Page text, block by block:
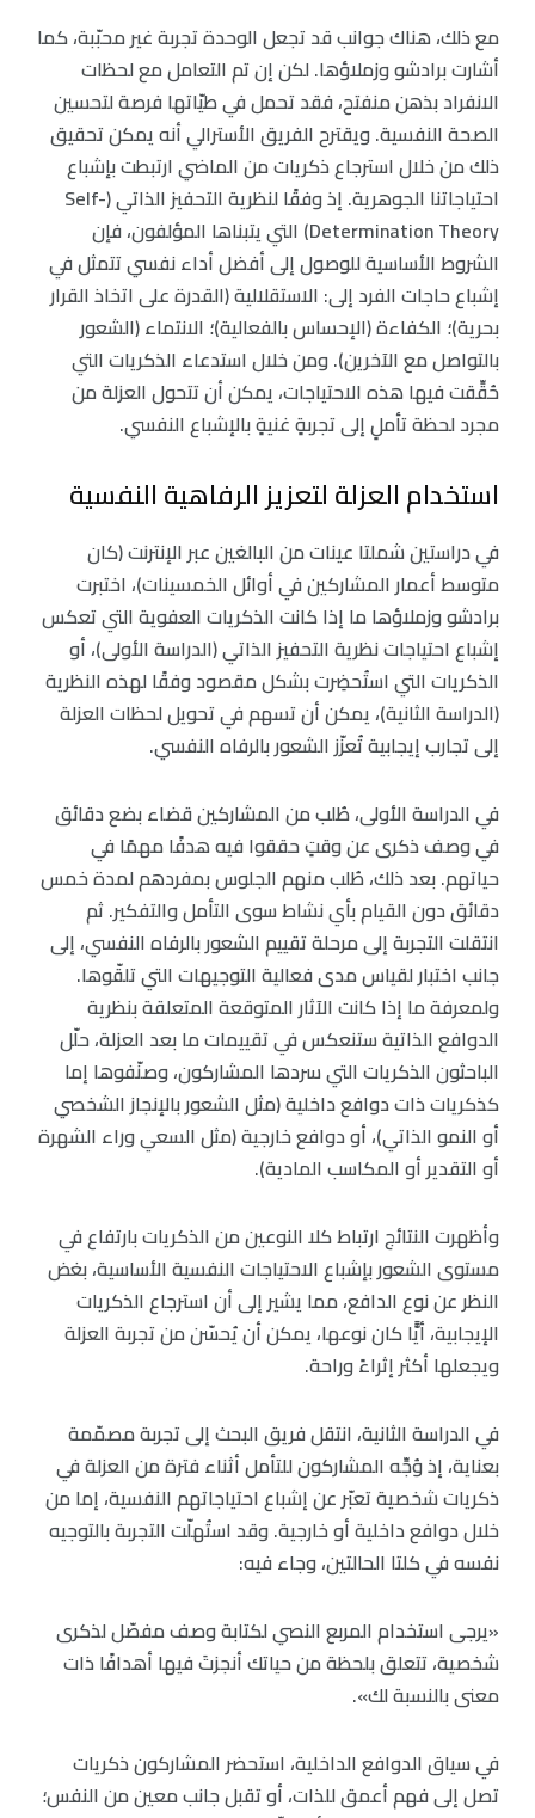
مع ذلك، هناك جوانب قد تجعل الوحدة تجربة غير محبّبة، كما
أشارت برادشو وزملاؤها. لكن إن تم التعامل مع لحظات
الانفراد بذهن منفتح، فقد تحمل في طيّاتها فرصة لتحسين
الصحة النفسية. ويقترح الفريق الأسترالي أنه يمكن تحقيق
ذلك من خلال استرجاع ذكريات من الماضي ارتبطت بإشباع
احتياجاتنا الجوهرية. إذ وفقًا لنظرية التحفيز الذاتي (Self-
Determination Theory) التي يتبناها المؤلفون، فإن
الشروط الأساسية للوصول إلى أفضل أداء نفسي تتمثل في
إشباع حاجات الفرد إلى: الاستقلالية (القدرة على اتخاذ القرار
بحرية)؛ الكفاءة (الإحساس بالفعالية)؛ الانتماء (الشعور
بالتواصل مع الآخرين). ومن خلال استدعاء الذكريات التي
حُقِّقت فيها هذه الاحتياجات، يمكن أن تتحول العزلة من
مجرد لحظة تأملٍ إلى تجربةٍ غنيةٍ بالإشباع النفسي.
استخدام العزلة لتعزيز الرفاهية النفسية
في دراستين شملتا عينات من البالغين عبر الإنترنت (كان
متوسط أعمار المشاركين في أوائل الخمسينات)، اختبرت
برادشو وزملاؤها ما إذا كانت الذكريات العفوية التي تعكس
إشباع احتياجات نظرية التحفيز الذاتي (الدراسة الأولى)، أو
الذكريات التي استُحضِرت بشكل مقصود وفقًا لهذه النظرية
(الدراسة الثانية)، يمكن أن تسهم في تحويل لحظات العزلة
إلى تجارب إيجابية تُعزّز الشعور بالرفاه النفسي.
في الدراسة الأولى، طُلب من المشاركين قضاء بضع دقائق
في وصف ذكرى عن وقتٍ حققوا فيه هدفًا مهمًا في
حياتهم. بعد ذلك، طُلب منهم الجلوس بمفردهم لمدة خمس
دقائق دون القيام بأي نشاط سوى التأمل والتفكير. ثم
انتقلت التجربة إلى مرحلة تقييم الشعور بالرفاه النفسي، إلى
جانب اختبار لقياس مدى فعالية التوجيهات التي تلقّوها.
ولمعرفة ما إذا كانت الآثار المتوقعة المتعلقة بنظرية
الدوافع الذاتية ستنعكس في تقييمات ما بعد العزلة، حلّل
الباحثون الذكريات التي سردها المشاركون، وصنّفوها إما
كذكريات ذات دوافع داخلية (مثل الشعور بالإنجاز الشخصي
أو النمو الذاتي)، أو دوافع خارجية (مثل السعي وراء الشهرة
أو التقدير أو المكاسب المادية).
وأظهرت النتائج ارتباط كلا النوعين من الذكريات بارتفاع في
مستوى الشعور بإشباع الاحتياجات النفسية الأساسية، بغض
النظر عن نوع الدافع، مما يشير إلى أن استرجاع الذكريات
الإيجابية، أيًّا كان نوعها، يمكن أن يُحسّن من تجربة العزلة
ويجعلها أكثر إثراءً وراحة.
في الدراسة الثانية، انتقل فريق البحث إلى تجربة مصمّمة
بعناية، إذ وُجِّه المشاركون للتأمل أثناء فترة من العزلة في
ذكريات شخصية تعبّر عن إشباع احتياجاتهم النفسية، إما من
خلال دوافع داخلية أو خارجية. وقد استُهلّت التجربة بالتوجيه
نفسه في كلتا الحالتين، وجاء فيه:
«يرجى استخدام المربع النصي لكتابة وصف مفصّل لذكرى
شخصية، تتعلق بلحظة من حياتك أنجزتَ فيها أهدافًا ذات
معنى بالنسبة لك».
في سياق الدوافع الداخلية، استحضر المشاركون ذكريات
تصل إلى فهم أعمق للذات، أو تقبل جانب معين من النفس؛